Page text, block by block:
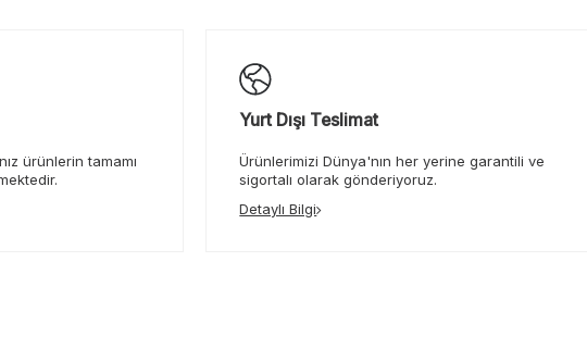
ürünlerin tamamı
Yurt Dışı Teslimat
Ürünlerimizi Dünya'nın her yerine garantili ve
sigortalı olarak gönderiyoruz.
Detaylı Bilgi